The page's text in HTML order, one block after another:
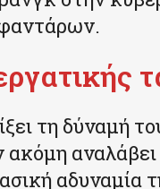
τη δύναμή
αδυναμία